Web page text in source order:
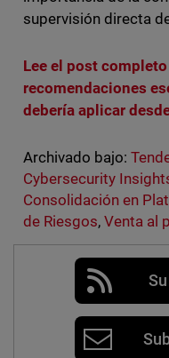
supervisión directa
Lee el post
recomendaciones
debería aplicar
Archivado bajo:
Cybersecurity
Consolidación en
de Riesgos, Venta al